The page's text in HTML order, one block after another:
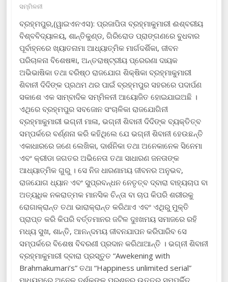
ସମ୍ମିଳନୀ
ବ୍ରହ୍ମପୁର,(ୱାଇଏନଏସ): ପ୍ରଜାପିତା ବ୍ରହ୍ମାକୁମାରୀ ଈଶ୍ବରୀୟ
ବିଶ୍ବବିଦ୍ୟାଳୟ, ଶାନ୍ତିକୁଣ୍ଡ, ଗିରିରୋଡ ପ୍ରାଙ୍ଗଣରେ ବୁଧବାର
ପୂର୍ବାହ୍ନରେ ଖ୍ୟାତନାମା ଆଧ୍ୟାତ୍ମିକ ମାର୍ଗଦର୍ଶିକା, ଜୀବନ
ପରିଚାଳନା ବିଶେଷଜ୍ଞା, ଅନ୍ତରାଷ୍ଟ୍ରୀୟ ପ୍ରେରଣା ଦାୟକ
ଅଭିଭାଷିକା ତଥା ବରିଷ୍ଠ ରାଜଯୋଗ ଶିକ୍ଷିକା ବ୍ରହ୍ମାକୁମାରୀ
ଶିବାନୀ ଦିଦିଙ୍କ ପ୍ରଥମ ଥର ପାଇଁ ବ୍ରହ୍ମପୁର ସହରରେ ପଦାର୍ପଣ
ସକାଶେ ଏକ ସାମ୍ବାଦିକ ସମ୍ମିଳନୀ ଆୟୋଜିତ ହୋଇଯାଇଅଛି ।
ଏଥିରେ ବ୍ରହ୍ମପୁର ସବଜୋନ ସଂଚାଳିକା ରାଜଯୋଗିନୀ
ବ୍ରହ୍ମାକୁମାରୀ ଭଗ୍ନୀ ମାଳା, ଭଗ୍ନୀ ଶିବାନୀ ଦିଦିଙ୍କ ବ୍ୟକ୍ତିତ୍ବ
ସମ୍ପର୍କରେ ବର୍ଣ୍ଣନା କରି କହିଥିଲେ ଯେ ଭଗ୍ନୀ ଶିବାନୀ ହେଉଛନ୍ତି
ଏକାଧାରରେ ଜଣେ ଲେଖିକା, ଦାର୍ଶନିକା ତଥା ଅନେକାନେକ ସିନେମା
ଏବଂ କ୍ରୀଡା ଜଗତର ଅଭିନେତା ତଥା ସାଧାରଣ ଜନତାଙ୍କ
ଆଧ୍ୟାତ୍ମିକ ଗୁରୁ । ସେ ନିଜ ଧାରଣାମୟ ଜୀବନର ଅନୁଭବ,
ରାଜଯୋଗ ଧ୍ୟାନ ଏବଂ ସୁପ୍ରବନ୍ଧନ ନେତୃତ୍ବ ଦ୍ବାରା ବାହ୍ୟଚାପ ବା
ଅତ୍ୟଧିକ ନକରାତ୍ମକ ମାନସିକ ଚିନ୍ତା ବା ଚାପ କିପରି ଶରୀରକୁ
ରୋଗାକ୍ରାନ୍ତ ତଥା ଭାରାକ୍ରାନ୍ତ କରିଥାଏ ଏବଂ ଏଥିରୁ ମୁକ୍ତି
ପ୍ରାପ୍ତ କରି କିପରି ବର୍ତ୍ତମାନର ଜଟିଳ ଦୁଃଖମୟ ସମାଜରେ ରହି
ମଧ୍ୟ ସୁଖ, ଶାନ୍ତି, ଆନନ୍ଦମୟ ଜୀବନଯାପନ କରିପାରିବ ସେ
ସମ୍ପର୍କରେ ବିଶେଷ ବିବରଣୀ ପ୍ରଦାନ କରିଥାଆନ୍ତି । ଭଗ୍ନୀ ଶିବାନୀ
ବ୍ରହ୍ମାକୁମାରୀ ଦ୍ବାରା ପ୍ରସ୍ତୁତ “Awekening with
Brahmakumari’s” ତଥା “Happiness unlimited serial”